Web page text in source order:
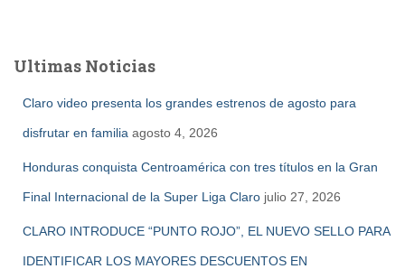
rUltimas Noticias
Claro video presenta los grandes estrenos de agosto para
disfrutar en familia agosto 4, 2026
Honduras conquista Centroamérica con tres títulos en la Gran
Final Internacional de la Super Liga Claro julio 27, 2026
CLARO INTRODUCE “PUNTO ROJO”, EL NUEVO SELLO PARA
IDENTIFICAR LOS MAYORES DESCUENTOS EN